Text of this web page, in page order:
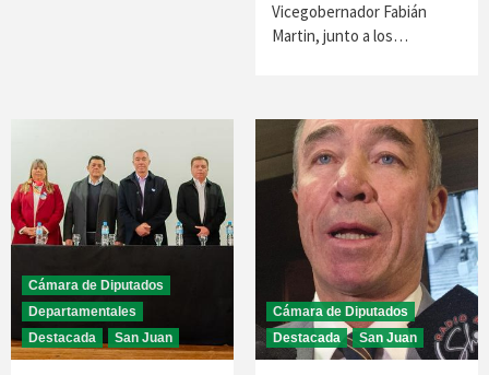
Vicegobernador Fabián
Martin, junto a los…
Cámara de Diputados
Departamentales
Destacada
San Juan
Cámara de Diputados
Destacada
San Juan